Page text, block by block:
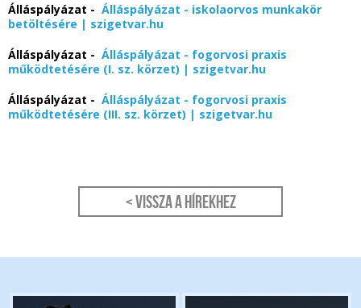
Álláspályázat - Álláspályázat - iskolaorvos munkakör
betöltésére | szigetvar.hu
Álláspályázat - Álláspályázat - fogorvosi praxis
működtetésére (I. sz. körzet) | szigetvar.hu
Álláspályázat - Álláspályázat - fogorvosi praxis
működtetésére (III. sz. körzet) | szigetvar.hu
< Vissza a hírekhez